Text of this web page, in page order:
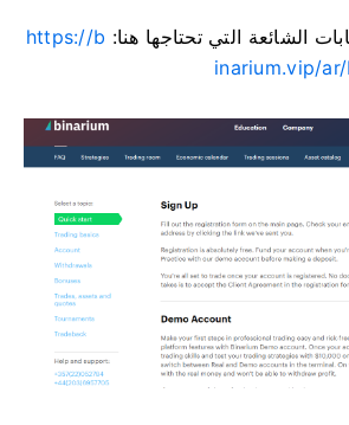
الشائعة التي تحتاجها هنا: https://b
inarium.vip/